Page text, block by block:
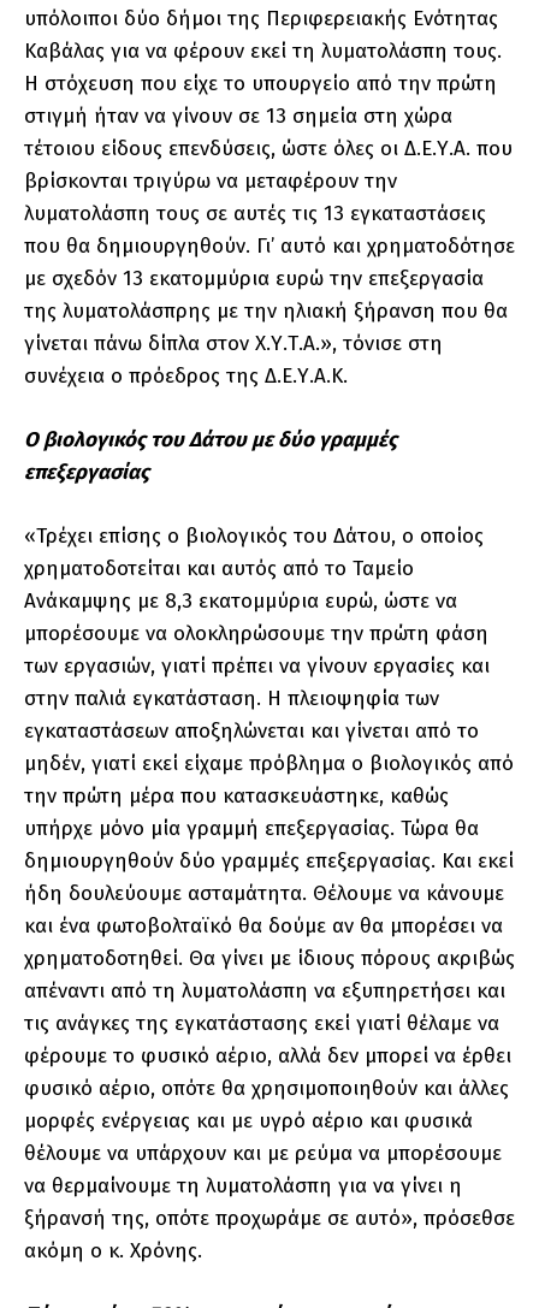
υπόλοιποι δύο δήμοι της Περιφερειακής Ενότητας
Καβάλας για να φέρουν εκεί τη λυματολάσπη τους.
Η στόχευση που είχε το υπουργείο από την πρώτη
στιγμή ήταν να γίνουν σε 13 σημεία στη χώρα
τέτοιου είδους επενδύσεις, ώστε όλες οι Δ.Ε.Υ.Α. που
βρίσκονται τριγύρω να μεταφέρουν την
λυματολάσπη τους σε αυτές τις 13 εγκαταστάσεις
που θα δημιουργηθούν. Γι’ αυτό και χρηματοδότησε
με σχεδόν 13 εκατομμύρια ευρώ την επεξεργασία
της λυματολάσπρης με την ηλιακή ξήρανση που θα
γίνεται πάνω δίπλα στον Χ.Υ.Τ.Α.», τόνισε στη
συνέχεια ο πρόεδρος της Δ.Ε.Υ.Α.Κ.
Ο βιολογικός του Δάτου με δύο γραμμές
επεξεργασίας
«Τρέχει επίσης ο βιολογικός του Δάτου, ο οποίος
χρηματοδοτείται και αυτός από το Ταμείο
Ανάκαμψης με 8,3 εκατομμύρια ευρώ, ώστε να
μπορέσουμε να ολοκληρώσουμε την πρώτη φάση
των εργασιών, γιατί πρέπει να γίνουν εργασίες και
στην παλιά εγκατάσταση. Η πλειοψηφία των
εγκαταστάσεων αποξηλώνεται και γίνεται από το
μηδέν, γιατί εκεί είχαμε πρόβλημα ο βιολογικός από
την πρώτη μέρα που κατασκευάστηκε, καθώς
υπήρχε μόνο μία γραμμή επεξεργασίας. Τώρα θα
δημιουργηθούν δύο γραμμές επεξεργασίας. Και εκεί
ήδη δουλεύουμε ασταμάτητα. Θέλουμε να κάνουμε
και ένα φωτοβολταϊκό θα δούμε αν θα μπορέσει να
χρηματοδοτηθεί. Θα γίνει με ίδιους πόρους ακριβώς
απέναντι από τη λυματολάσπη να εξυπηρετήσει και
τις ανάγκες της εγκατάστασης εκεί γιατί θέλαμε να
φέρουμε το φυσικό αέριο, αλλά δεν μπορεί να έρθει
φυσικό αέριο, οπότε θα χρησιμοποιηθούν και άλλες
μορφές ενέργειας και με υγρό αέριο και φυσικά
θέλουμε να υπάρχουν και με ρεύμα να μπορέσουμε
να θερμαίνουμε τη λυματολάσπη για να γίνει η
ξήρανσή της, οπότε προχωράμε σε αυτό», πρόσεθσε
ακόμη ο κ. Χρόνης.